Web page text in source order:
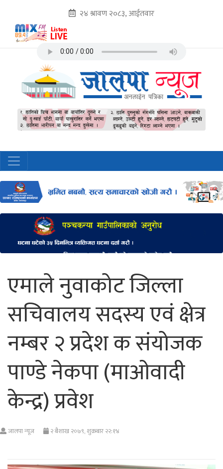
२४ श्रावण २०८३, आईतवार
एमाले नुवाकोट जिल्ला
सचिवालय सदस्य एवं क्षेत्र
नम्बर २ प्रदेश क संयोजक
पाण्डे नेकपा (माओवादी
केन्द्र) प्रवेश
जालपा न्यूज २ बैशाख २०७९, शुक्रबार २२:१४